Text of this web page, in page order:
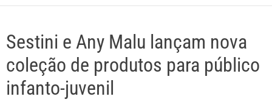
Sestini e Any Malu lançam nova
coleção de produtos para público
infanto-juvenil